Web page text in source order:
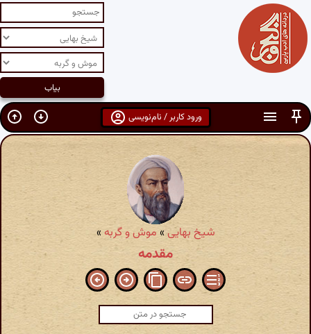
ورود کاربر / نام‌نویسی
شیخ بهایی» موش و گربه »
مقدمه